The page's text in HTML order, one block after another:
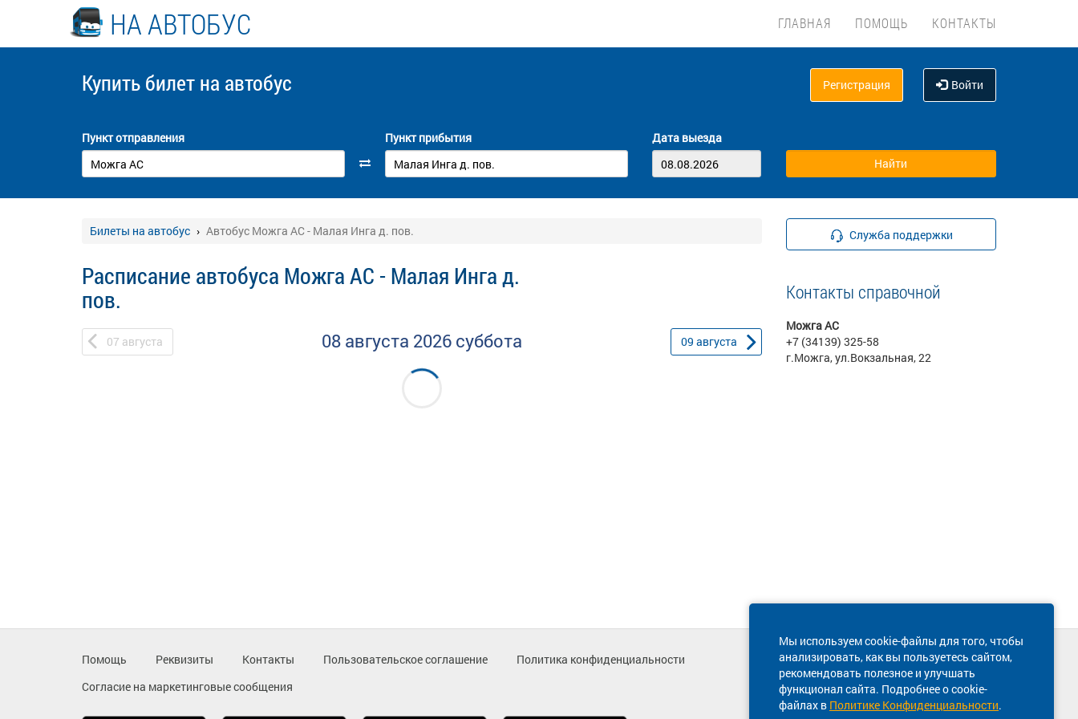
НА АВТОБУС ГЛАВНАЯ ПОМОЩЬ КОНТАКТЫ
Купить билет на автобус Регистрация Войти
Пункт отправления Пункт прибытия Дата выезда
Билеты на автобус Автобус Можга АС - Малая Инга д. пов.
Расписание автобуса Можга АС - Малая Инга д.
пов.
07 августа 08 августа 2026 суббота 09 августа
Служба поддержки
Контакты справочной
Можга АС
+7 (34139) 325-58
г.Можга, ул.Вокзальная, 22
Мы используем cookie-файлы для того, чтобы
анализировать, как вы пользуетесь сайтом,
рекомендовать полезное и улучшать
функционал сайта. Подробнее о cookie-
файлах в Политике Конфиденциальности.
Помощь Реквизиты Контакты Пользовательское соглашение
Политика конфиденциальности
Согласие на маркетинговые сообщения
Техническая поддержка сайта
8 800 600-03-38